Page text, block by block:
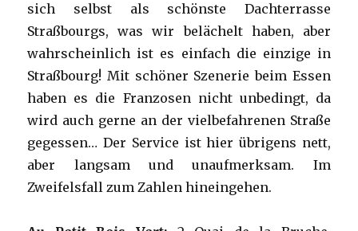
sich selbst als schönste Dachterrasse
Straßbourgs, was wir belächelt haben, aber
wahrscheinlich ist es einfach die einzige in
Straßbourg! Mit schöner Szenerie beim Essen
haben es die Franzosen nicht unbedingt, da
wird auch gerne an der vielbefahrenen Straße
gegessen… Der Service ist hier übrigens nett,
aber langsam und unaufmerksam. Im
Zweifelsfall zum Zahlen hineingehen.